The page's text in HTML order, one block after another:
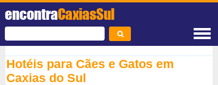
encontraCaxiasSul
Hotéis para Cães e Gatos em
Caxias do Sul